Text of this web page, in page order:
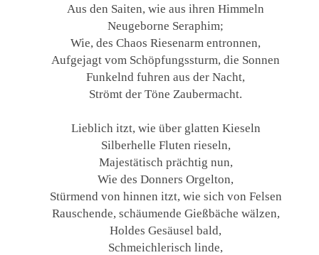
Aus den Saiten, wie aus ihren Himmeln
Neugeborne Seraphim;
Wie, des Chaos Riesenarm entronnen,
Aufgejagt vom Schöpfungssturm, die Sonnen
Funkelnd fuhren aus der Nacht,
Strömt der Töne Zaubermacht.
Lieblich itzt, wie über glatten Kieseln
Silberhelle Fluten rieseln,
Majestätisch prächtig nun,
Wie des Donners Orgelton,
Stürmend von hinnen itzt, wie sich von Felsen
Rauschende, schäumende Gießbäche wälzen,
Holdes Gesäusel bald,
Schmeichlerisch linde,